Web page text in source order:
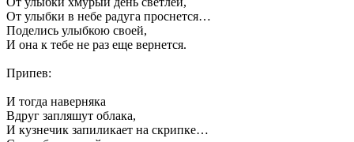
От улыбки в небе радуга проснется…
Поделись улыбкою своей,
И она к тебе не раз еще вернется.
Припев:
И тогда наверняка
Вдруг запляшут облака,
И кузнечик запиликает на скрипке…